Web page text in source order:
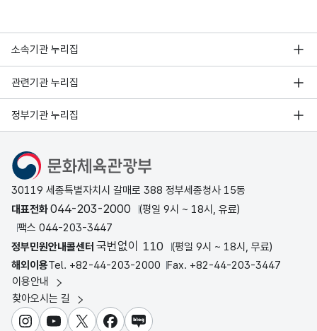
소속기관 누리집
관련기관 누리집
정부기관 누리집
문화체육관광부
30119 세종특별자치시 갈매로 388 정부세종청사 15동
대표전화044-203-2000
(평일 9시 ~ 18시, 유료)
팩스 044-203-3447
정부민원안내콜센터 국번없이 110
(평일 9시 ~ 18시, 무료)
해외이용Tel. +82-44-203-2000 Fax. +82-44-203-3447
이용안내
찾아오시는 길